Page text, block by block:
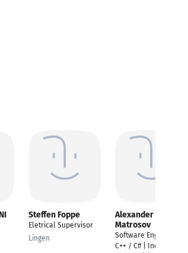
Steffen Foppe
Eletrical Supervisor
Lingen
Alexander
Matrosov
Software Engineer
C++ / C# | Industrielle